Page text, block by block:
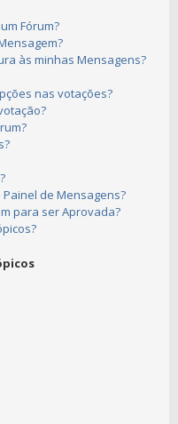
Fórum?
às minhas Mensagens?
nas votações?
de Mensagens?
para ser Aprovada?